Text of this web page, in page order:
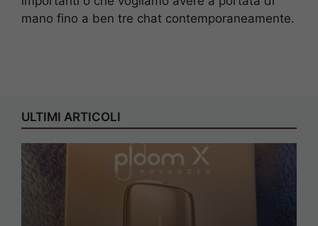
mano fino a ben tre chat contemporaneamente.
ULTIMI ARTICOLI